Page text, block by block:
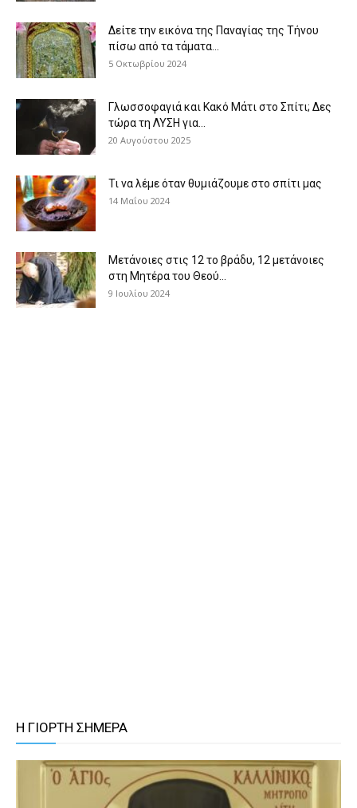
Δείτε την εικόνα της Παναγίας της Τήνου
πίσω από τα τάματα...
5 Οκτωβρίου 2024
Γλωσσοφαγιά και Κακό Μάτι στο Σπίτι; Δες
τώρα τη ΛΥΣΗ για...
20 Αυγούστου 2025
Τι να λέμε όταν θυμιάζουμε στο σπίτι μας
14 Μαΐου 2024
Μετάνοιες στις 12 το βράδυ, 12 μετάνοιες
στη Μητέρα του Θεού...
9 Ιουλίου 2024
Η ΓΙΟΡΤΗ ΣΗΜΕΡΑ